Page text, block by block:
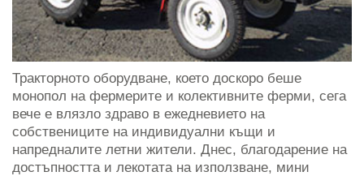
Тракторното оборудване, което доскоро беше
монопол на фермерите и колективните ферми, сега
вече е влязло здраво в ежедневието на
собствениците на индивидуални къщи и
напредналите летни жители. Днес, благодарение на
достъпността и лекотата на използване, мини